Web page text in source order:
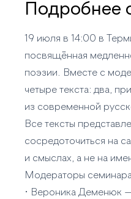
Подробнее
19 июля в 14:00 в
посвящённая
поэзии. Вместе с
четыре текста: два,
из современной
Все тексты
сосредоточиться на
и смыслах, а не на
Модераторы
• Вероника Деменюк